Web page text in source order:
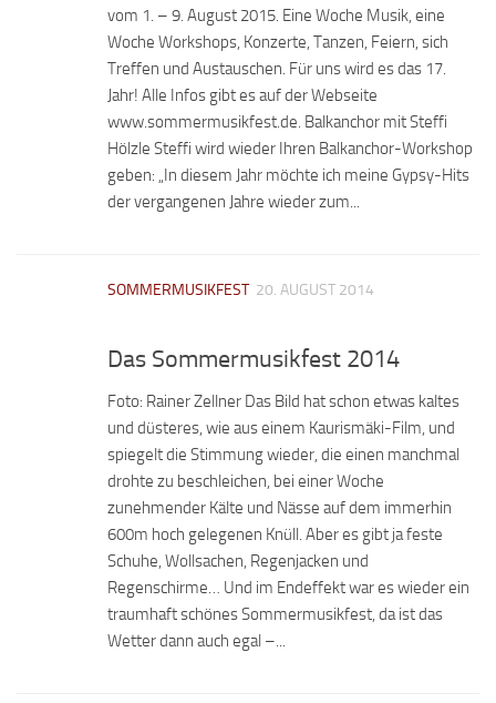
vom 1. – 9. August 2015. Eine Woche Musik, eine
Woche Workshops, Konzerte, Tanzen, Feiern, sich
Treffen und Austauschen. Für uns wird es das 17.
Jahr! Alle Infos gibt es auf der Webseite
www.sommermusikfest.de. Balkanchor mit Steffi
Hölzle Steffi wird wieder Ihren Balkanchor-Workshop
geben: „In diesem Jahr möchte ich meine Gypsy-Hits
der vergangenen Jahre wieder zum...
SOMMERMUSIKFEST 20. AUGUST 2014
Das Sommermusikfest 2014
Foto: Rainer Zellner Das Bild hat schon etwas kaltes
und düsteres, wie aus einem Kaurismäki-Film, und
spiegelt die Stimmung wieder, die einen manchmal
drohte zu beschleichen, bei einer Woche
zunehmender Kälte und Nässe auf dem immerhin
600m hoch gelegenen Knüll. Aber es gibt ja feste
Schuhe, Wollsachen, Regenjacken und
Regenschirme… Und im Endeffekt war es wieder ein
traumhaft schönes Sommermusikfest, da ist das
Wetter dann auch egal –...